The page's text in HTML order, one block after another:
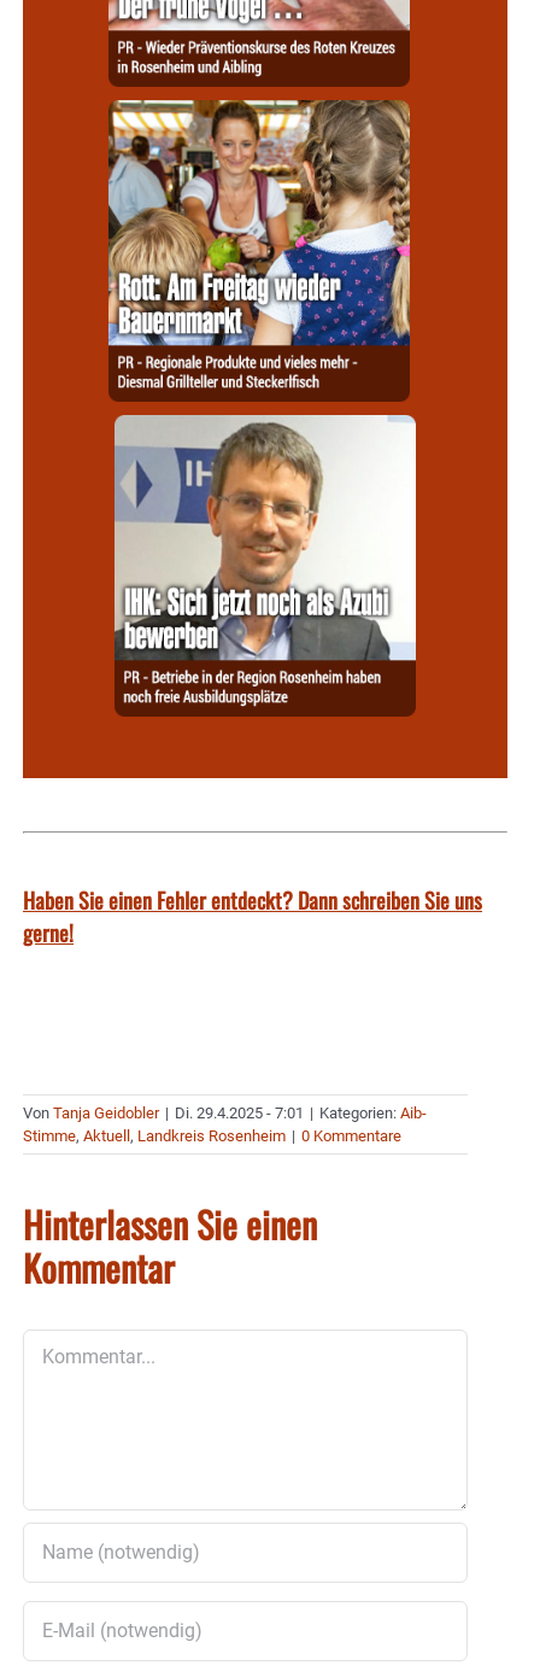
Haben Sie einen Fehler entdeckt? Dann schreiben Sie uns
gerne!
Von Tanja Geidobler | Di. 29.4.2025 - 7:01 | Kategorien: Aib-
Stimme, Aktuell, Landkreis Rosenheim | 0 Kommentare
Hinterlassen Sie einen
Kommentar